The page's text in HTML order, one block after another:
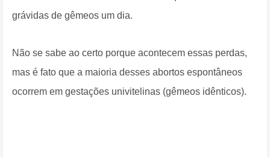
grávidas de gêmeos um dia.
Não se sabe ao certo porque acontecem essas perdas,
mas é fato que a maioria desses abortos espontâneos
ocorrem em gestações univitelinas (gêmeos idênticos).